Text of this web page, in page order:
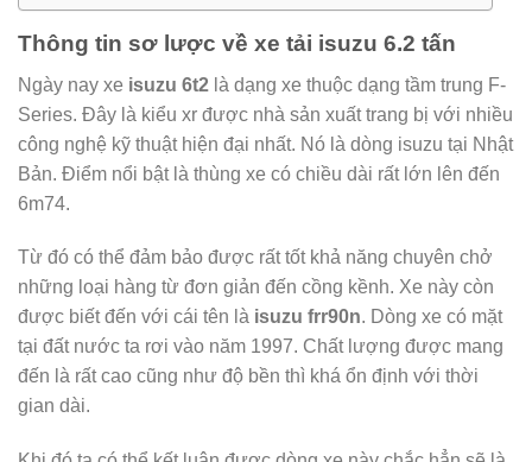
Thông tin sơ lược về xe tải isuzu 6.2 tấn
Ngày nay xe isuzu 6t2 là dạng xe thuộc dạng tầm trung F-
Series. Đây là kiểu xr được nhà sản xuất trang bị với nhiều
công nghệ kỹ thuật hiện đại nhất. Nó là dòng isuzu tại Nhật
Bản. Điểm nổi bật là thùng xe có chiều dài rất lớn lên đến
6m74.
Từ đó có thể đảm bảo được rất tốt khả năng chuyên chở
những loại hàng từ đơn giản đến cồng kềnh. Xe này còn
được biết đến với cái tên là isuzu frr90n. Dòng xe có mặt
tại đất nước ta rơi vào năm 1997. Chất lượng được mang
đến là rất cao cũng như độ bền thì khá ổn định với thời
gian dài.